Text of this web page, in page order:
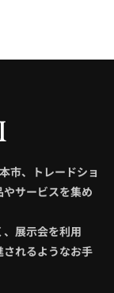
市、トレードショ
サービスを集め
展示会を利用
されるようなお手